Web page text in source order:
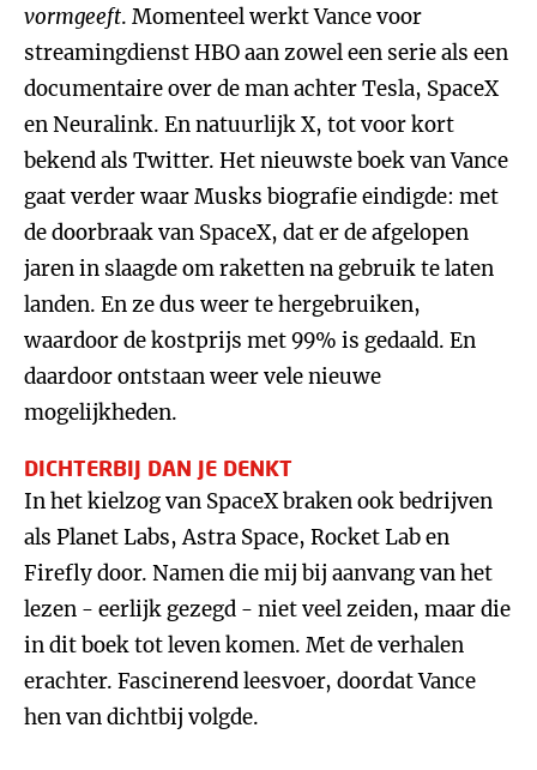
vormgeeft. Momenteel werkt Vance voor
streamingdienst HBO aan zowel een serie als een
documentaire over de man achter Tesla, SpaceX
en Neuralink. En natuurlijk X, tot voor kort
bekend als Twitter. Het nieuwste boek van Vance
gaat verder waar Musks biografie eindigde: met
de doorbraak van SpaceX, dat er de afgelopen
jaren in slaagde om raketten na gebruik te laten
landen. En ze dus weer te hergebruiken,
waardoor de kostprijs met 99% is gedaald. En
daardoor ontstaan weer vele nieuwe
mogelijkheden.
DICHTERBIJ DAN JE DENKT
In het kielzog van SpaceX braken ook bedrijven
als Planet Labs, Astra Space, Rocket Lab en
Firefly door. Namen die mij bij aanvang van het
lezen - eerlijk gezegd - niet veel zeiden, maar die
in dit boek tot leven komen. Met de verhalen
erachter. Fascinerend leesvoer, doordat Vance
hen van dichtbij volgde.